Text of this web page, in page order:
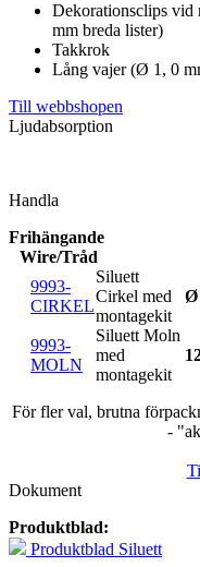
Dekorationsclips vid
mm breda lister)
Takkrok
Lång vajer (Ø 1, 0
Till webbshopen
Ljudabsorption
Handla
Frihängande
Wire/Tråd
9993-
CIRKEL
Siluett
Cirkel med
montagekit
Ø
9993-
MOLN
Siluett Moln
med
montagekit
För fler val, brutna
-
Dokument
Produktblad:
Produktblad Siluett